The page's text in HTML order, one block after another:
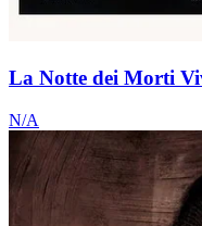
La Notte dei Morti
N/A